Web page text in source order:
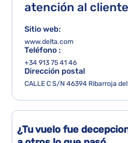
¿Tu vuelo fue
atención al cliente
Sitio web:
www.delta.com
Teléfono :
+34 913 75 41 46
Dirección postal
CALLE C S/N 46394 Ribarroja